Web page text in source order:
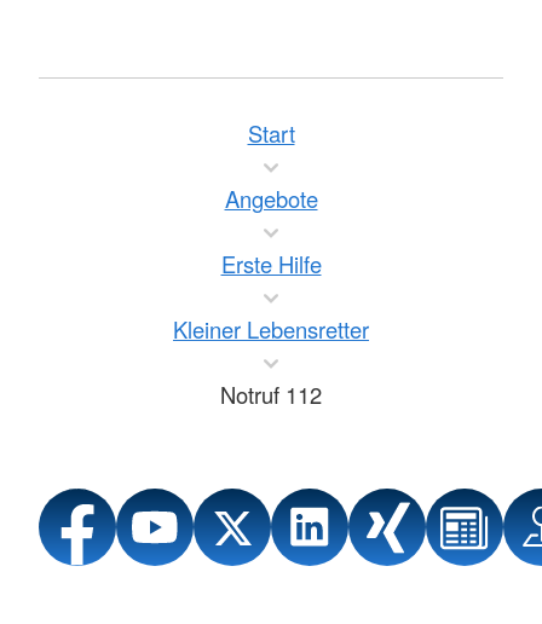
Start
Angebote
Erste Hilfe
Kleiner Lebensretter
Notruf 112